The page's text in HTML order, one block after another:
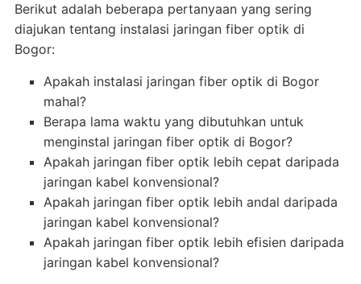
Berikut adalah beberapa pertanyaan yang sering
diajukan tentang instalasi jaringan fiber optik di
Bogor:
Apakah instalasi jaringan fiber optik di Bogor
mahal?
Berapa lama waktu yang dibutuhkan untuk
menginstal jaringan fiber optik di Bogor?
Apakah jaringan fiber optik lebih cepat daripada
jaringan kabel konvensional?
Apakah jaringan fiber optik lebih andal daripada
jaringan kabel konvensional?
Apakah jaringan fiber optik lebih efisien daripada
jaringan kabel konvensional?